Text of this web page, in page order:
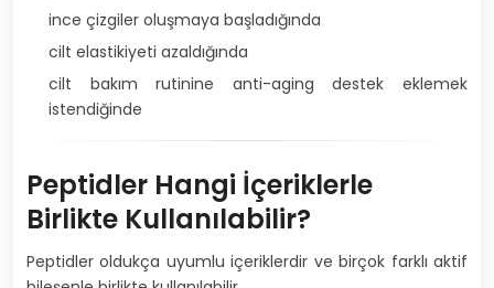
ince çizgiler oluşmaya başladığında
cilt elastikiyeti azaldığında
cilt bakım rutinine anti-aging destek eklemek
istendiğinde
Peptidler Hangi İçeriklerle
Birlikte Kullanılabilir?
Peptidler oldukça uyumlu içeriklerdir ve birçok farklı aktif